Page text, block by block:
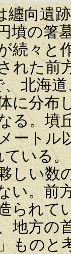
纏向遺
墳の箸
続々と
れた前
、北海
に分布
る。墳
ートル
ている
しい数
い。前
られて
地方の
ものと